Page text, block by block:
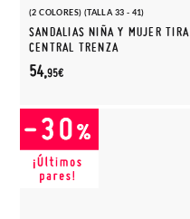
(2 COLORES) (TALLA 33 - 41)
SANDALIAS NIÑA Y MUJER TIRA
CENTRAL TRENZA
54,95€